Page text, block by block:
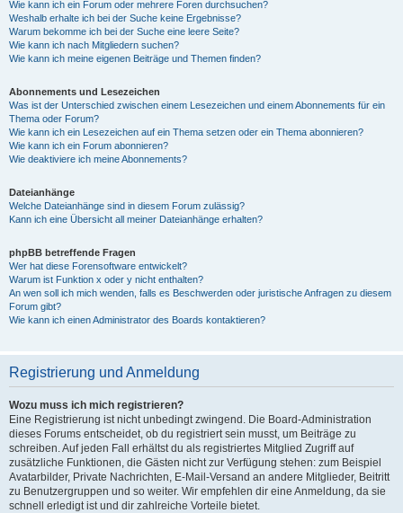
Wie kann ich ein Forum oder mehrere Foren durchsuchen?
Weshalb erhalte ich bei der Suche keine Ergebnisse?
Warum bekomme ich bei der Suche eine leere Seite?
Wie kann ich nach Mitgliedern suchen?
Wie kann ich meine eigenen Beiträge und Themen finden?
Abonnements und Lesezeichen
Was ist der Unterschied zwischen einem Lesezeichen und einem Abonnements für ein
Thema oder Forum?
Wie kann ich ein Lesezeichen auf ein Thema setzen oder ein Thema abonnieren?
Wie kann ich ein Forum abonnieren?
Wie deaktiviere ich meine Abonnements?
Dateianhänge
Welche Dateianhänge sind in diesem Forum zulässig?
Kann ich eine Übersicht all meiner Dateianhänge erhalten?
phpBB betreffende Fragen
Wer hat diese Forensoftware entwickelt?
Warum ist Funktion x oder y nicht enthalten?
An wen soll ich mich wenden, falls es Beschwerden oder juristische Anfragen zu diesem
Forum gibt?
Wie kann ich einen Administrator des Boards kontaktieren?
Registrierung und Anmeldung
Wozu muss ich mich registrieren?
Eine Registrierung ist nicht unbedingt zwingend. Die Board-Administration
dieses Forums entscheidet, ob du registriert sein musst, um Beiträge zu
schreiben. Auf jeden Fall erhältst du als registriertes Mitglied Zugriff auf
zusätzliche Funktionen, die Gästen nicht zur Verfügung stehen: zum Beispiel
Avatarbilder, Private Nachrichten, E-Mail-Versand an andere Mitglieder, Beitritt
zu Benutzergruppen und so weiter. Wir empfehlen dir eine Anmeldung, da sie
schnell erledigt ist und dir zahlreiche Vorteile bietet.